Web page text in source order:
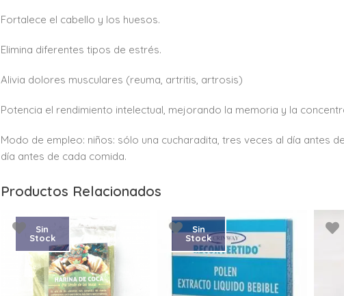
Fortalece el cabello y los huesos.
Elimina diferentes tipos de estrés.
Alivia dolores musculares (reuma, artritis, artrosis)
Potencia el rendimiento intelectual, mejorando la memoria y la
Modo de empleo: niños: sólo una cucharadita, tres veces al día antes
día antes de cada comida.
Productos Relacionados
Sin
Stock
Sin
Stock